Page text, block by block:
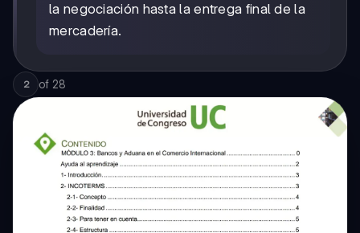
la negociación hasta la entrega final de la
mercadería.
2 of 28